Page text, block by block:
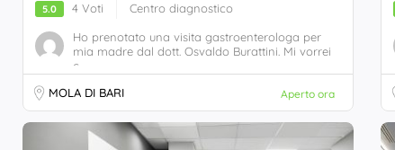
5.0 4 Voti
Centro diagnostico
Ho prenotato una visita gastroenterologa per
mia madre dal dott. Osvaldo Burattini. Mi vorrei
c...
MOLA DI BARI
Aperto ora